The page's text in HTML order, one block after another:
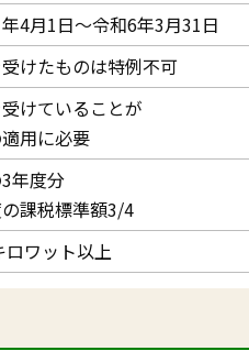
4月1日～令和6年3月31日
けたものは特例不可
けていることが
用に必要
年度分
課税標準額3/4
ロワット以上